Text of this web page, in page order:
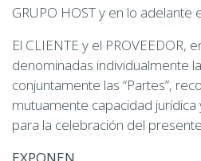
GRUPO HOST y en lo adelante
El CLIENTE y el PROVEEDOR,
denominadas individualmente la
conjuntamente las “Partes”,
mutuamente capacidad
para la celebración del